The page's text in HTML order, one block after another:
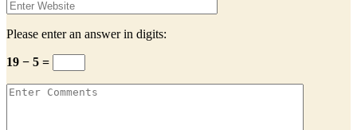
Please enter an answer in digits:
19 − 5 =